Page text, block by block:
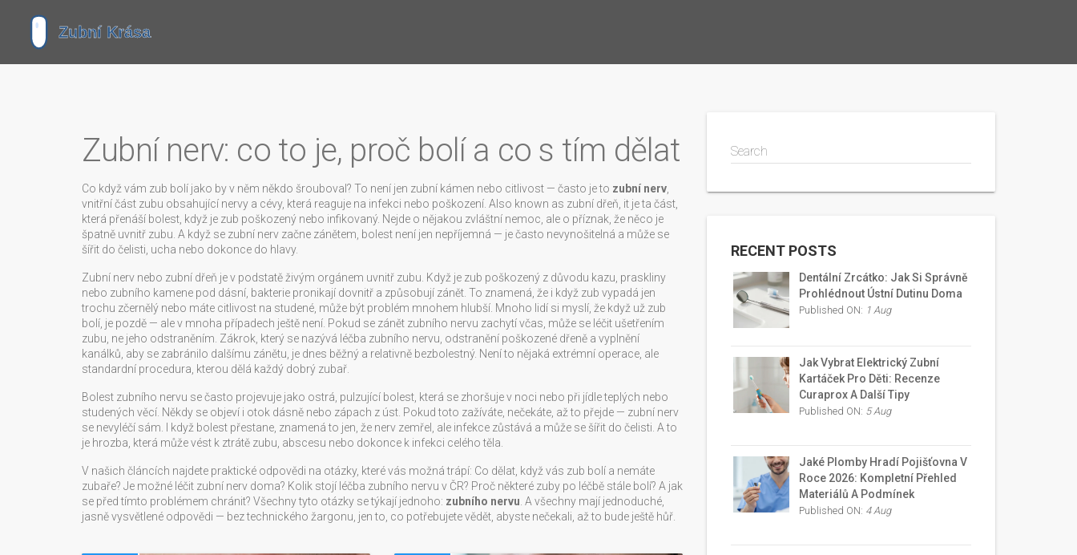
Zubní nerv: co to je, proč bolí a co s tím dělat
Co když vám zub bolí jako by v něm někdo šrouboval? To není jen zubní kámen nebo citlivost — často je to zubní nerv
vnitřní část zubu obsahující nervy a cévy, která reaguje na infekci nebo poškození . Also known as zubní dřeň , it je ta část,
která přenáší bolest, když je zub poškozený nebo infikovaný. Nejde o nějakou zvláštní nemoc, ale o příznak, že něco je
špatně uvnitř zubu. A když se zubní nerv začne zánětem, bolest není jen nepříjemná — je často nevynošitelná a může se
šířit do čelisti, ucha nebo dokonce do hlavy.
Zubní nerv nebo zubní dřeň je v podstatě živým orgánem uvnitř zubu. Když je zub poškozený z důvodu kazu, praskliny
nebo zubního kamene pod dásní, bakterie pronikají dovnitř a způsobují zánět. To znamená, že i když zub vypadá jen
trochu zčernělý nebo máte citlivost na studené, může být problém mnohem hlubší. Mnoho lidí si myslí, že když už zub
bolí, je pozdě — ale v mnoha případech ještě není. Pokud se zánět zubního nervu zachytí včas, může se léčit ušetřením
zubu, ne jeho odstraněním. Zákrok, který se nazývá léčba zubního nervu odstranění poškozené dřeně a vyplnění
kanálků, aby se zabránilo dalšímu zánětu , je dnes běžný a relativně bezbolestný. Není to nějaká extrémní operace, ale
standardní procedura, kterou dělá každý dobrý zubař.
Bolest zubního nervu se často projevuje jako ostrá, pulzující bolest, která se zhoršuje v noci nebo při jídle teplých nebo
studených věcí. Někdy se objeví i otok dásně nebo zápach z úst. Pokud toto zažíváte, nečekáte, až to přejde — zubní nerv
se nevyléčí sám. I když bolest přestane, znamená to jen, že nerv zemřel, ale infekce zůstává a může se šířit do čelisti. A to
je hrozba, která může vést k ztrátě zubu, abscesu nebo dokonce k infekci celého těla.
V našich článcích najdete praktické odpovědi na otázky, které vás možná trápí: Co dělat, když vás zub bolí a nemáte
zubaře? Je možné léčit zubní nerv doma? Kolik stojí léčba zubního nervu v ČR? Proč některé zuby po léčbě stále bolí? A jak
se před tímto problémem chránit? Všechny tyto otázky se týkají jednoho: zubního nervu . A všechny mají jednoduché,
jasně vysvětlené odpovědi — bez technického žargonu, jen to, co potřebujete vědět, abyste nečekali, až to bude ještě hůř.
Search
RECENT POSTS
Dentální Zrcátko: Jak Si Správně
Prohlédnout Ústní Dutinu Doma
Published ON: 1 Aug
Jak Vybrat Elektrický Zubní
Kartáček Pro Děti: Recenze
Curaprox A Další Tipy
Published ON: 5 Aug
Jaké Plomby Hradí Pojišťovna V
Roce 2026: Kompletní Přehled
Materiálů A Podmínek
Published ON: 4 Aug